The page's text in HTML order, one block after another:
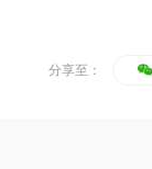
分享至：